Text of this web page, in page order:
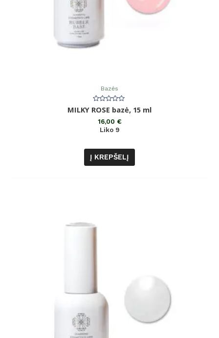
Bazės
Įvertinimas:
0
MILKY ROSE bazė, 15 ml
16,00 €
Liko 9
Į KREPŠELĮ